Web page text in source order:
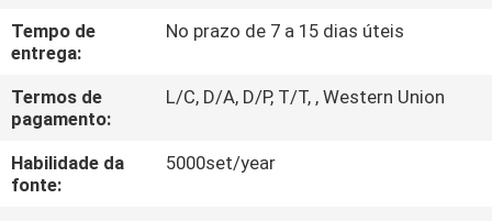
CONTROLE
DA
QUALIDADE
CONTACTE-
Tempo de
entrega:
No prazo de 7 a 15 dias úteis
Termos de
pagamento:
L/C, D/A, D/P, T/T, , Western Union
Habilidade da
fonte:
5000set/year